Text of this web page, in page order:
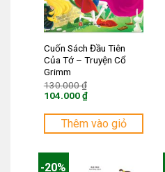
Cuốn Sách Đầu Tiên
Của Tớ – Truyện Cổ
Grimm
130.000₫
130.000 ₫.
104.000₫
hiện
là:
Thêm vào giỏ
-20%